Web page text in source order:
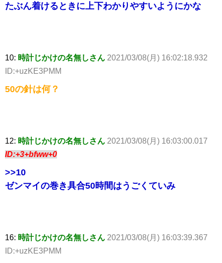
たぶん着けるときに上下わかりやすいようにかな
10: 時計じかけの名無しさん 2021/03/08(月) 16:02:18.932
ID:+uzKE3PMM
50の針は何？
12: 時計じかけの名無しさん 2021/03/08(月) 16:03:00.017
ID:+3+bfww+0
>>10
ゼンマイの巻き具合50時間はうごくていみ
16: 時計じかけの名無しさん 2021/03/08(月) 16:03:39.367
ID:+uzKE3PMM